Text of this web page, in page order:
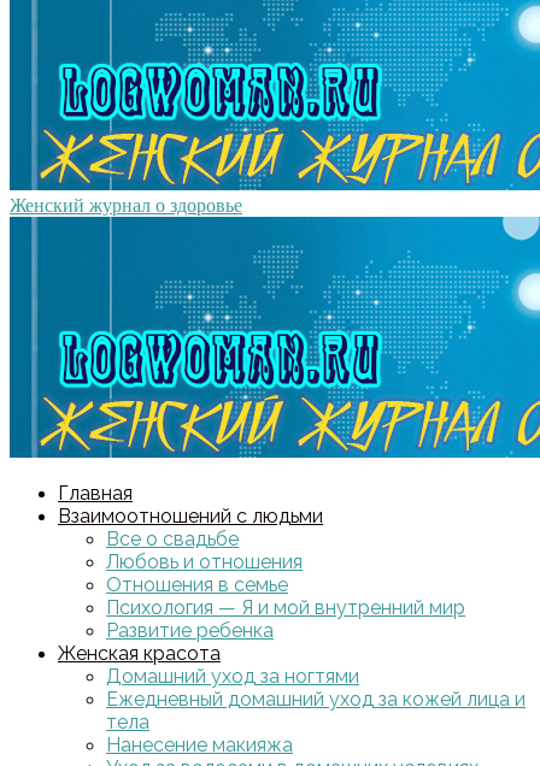
Женский журнал о здоровье
Главная
Взаимоотношений с людьми
Все о свадьбе
Любовь и отношения
Отношения в семье
Психология — Я и мой внутренний мир
Развитие ребенка
Женская красота
Домашний уход за ногтями
Ежедневный домашний уход за кожей лица и
тела
Нанесение макияжа